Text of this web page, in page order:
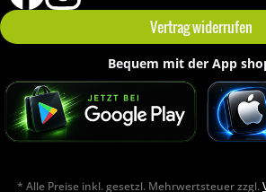
Vertrag widerrufen
Bequem mit der App
* Alle Preise inkl. gesetzl. Mehrwertsteuer zzgl.